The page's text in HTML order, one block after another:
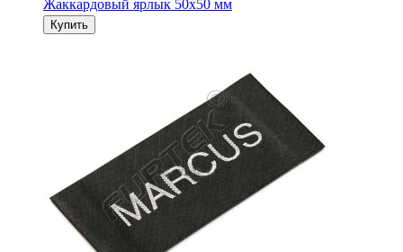
Жаккардовый ярлык 50х50 мм